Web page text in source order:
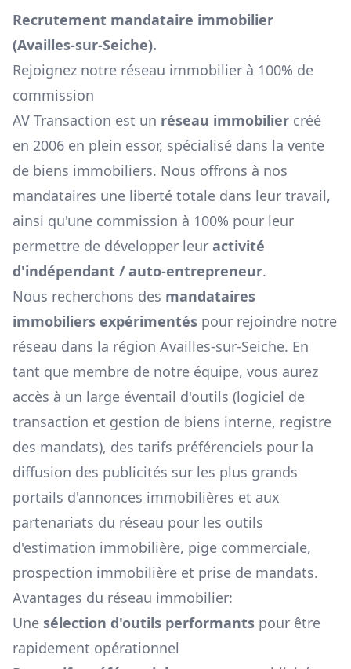
Recrutement mandataire immobilier
(Availles-sur-Seiche).
Rejoignez notre réseau immobilier à 100% de
commission
AV Transaction est un réseau immobilier créé
en 2006 en plein essor, spécialisé dans la vente
de biens immobiliers. Nous offrons à nos
mandataires une liberté totale dans leur travail,
ainsi qu'une commission à 100% pour leur
permettre de développer leur activité
d'indépendant / auto-entrepreneur.
Nous recherchons des mandataires
immobiliers expérimentés pour rejoindre notre
réseau dans la région Availles-sur-Seiche. En
tant que membre de notre équipe, vous aurez
accès à un large éventail d'outils (logiciel de
transaction et gestion de biens interne, registre
des mandats), des tarifs préférenciels pour la
diffusion des publicités sur les plus grands
portails d'annonces immobilières et aux
partenariats du réseau pour les outils
d'estimation immobilière, pige commerciale,
prospection immobilière et prise de mandats.
Avantages du réseau immobilier:
Une sélection d'outils performants pour être
rapidement opérationnel